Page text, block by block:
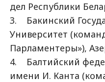
дел Республики
3. Бакинский
Университет
Парламентеры»),
4. Балтийский
имени И. Канта